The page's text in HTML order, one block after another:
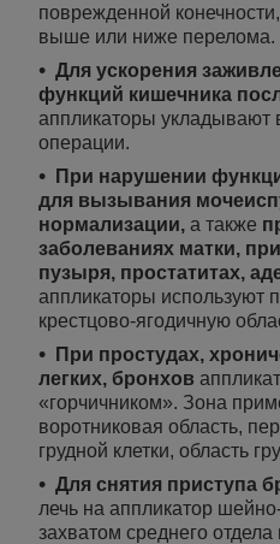
поврежденной
выше или ниже перелома.
Для ускорения
функций кишечника
аппликаторы
операции.
При нарушении
для вызывания
нормализации, а также
заболеваниях матки,
пузыря, простатитах,
аппликаторы используют
крестцово-ягодичную
При простудах,
легких, бронхов
«горчичником». Зона
воротниковая область,
грудной клетки, область
Для снятия приступа
лечь на аппликатор
захватом среднего отдела